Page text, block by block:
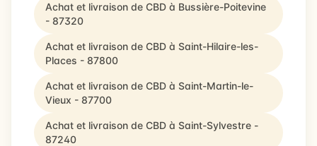
Achat et livraison de CBD à Bussière-Poitevine
- 87320
Achat et livraison de CBD à Saint-Hilaire-les-
Places - 87800
Achat et livraison de CBD à Saint-Martin-le-
Vieux - 87700
Achat et livraison de CBD à Saint-Sylvestre -
87240